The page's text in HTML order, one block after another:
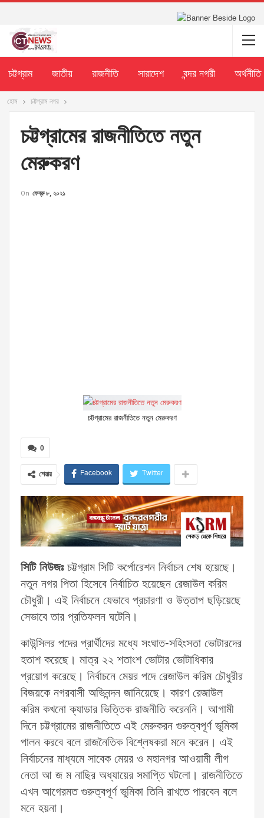
চট্টগ্রাম জাতীয় রাজনীতি সারাদেশ বন্দর নগরী অর্থনীতি
হোম চট্টগ্রাম নগর
চট্টগ্রামের রাজনীতিতে নতুন
মেরুকরণ
On ফেব্রু ৮, ২০২১
চট্টগ্রামের রাজনীতিতে নতুন মেরুকরণ
0
শেয়ার Facebook Twitter
সিটি নিউজঃচট্টগ্রাম সিটি কর্পোরেশন নির্বাচন শেষ হয়েছে।
নতুন নগর পিতা হিসেবে নির্বাচিত হয়েছেন রেজাউল করিম
চৌধুরী। এই নির্বাচনে যেভাবে প্রচারণা ও উত্তাপ ছড়িয়েছে
সেভাবে তার প্রতিফলন ঘটেনি।
কাউন্সিলর পদের প্রার্থীদের মধ্যে সংঘাত-সহিংসতা ভোটারদের
হতাশ করেছে। মাত্র ২২ শতাংশ ভোটার ভোটাধিকার
প্রয়োগ করেছে। নির্বাচনে মেয়র পদে রেজাউল করিম চৌধুরীর
বিজয়কে নগরবাসী অভিনন্দন জানিয়েছে। কারণ রেজাউল
করিম কখনো ক্যাডার ভিত্তিক রাজনীতি করেননি। আগামী
দিনে চট্টগ্রামের রাজনীতিতে এই মেরুকরন গুরুত্বপূর্ণ ভূমিকা
পালন করবে বলে রাজনৈতিক বিশ্লেষকরা মনে করেন। এই
নির্বাচনের মাধ্যমে সাবেক মেয়র ও মহানগর আওয়ামী লীগ
নেতা আ জ ম নাছির অধ্যায়ের সমাপ্তি ঘটলো। রাজনীতিতে
এখন আগেরমত গুরুত্বপূর্ণ ভুমিকা তিনি রাখতে পারবেন বলে
মনে হয়না।